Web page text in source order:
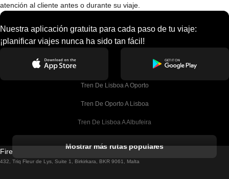
atención al cliente antes o durante su viaje.
Nuestra aplicación gratuita para cada paso de tu viaje:
¡planificar viajes nunca ha sido tan fácil!
Tren De Lisboa A Oporto
Tren De Oporto A Lisboa
Tren De Lisboa A Albufeira
Tren De Lisboa A Lagos
Mostrar más rutas populares
Firebird GT Limited (OC 1451)
432, Triq Fleur de Lys, Suite 1, Birkirkara, BKR 9061, Malta